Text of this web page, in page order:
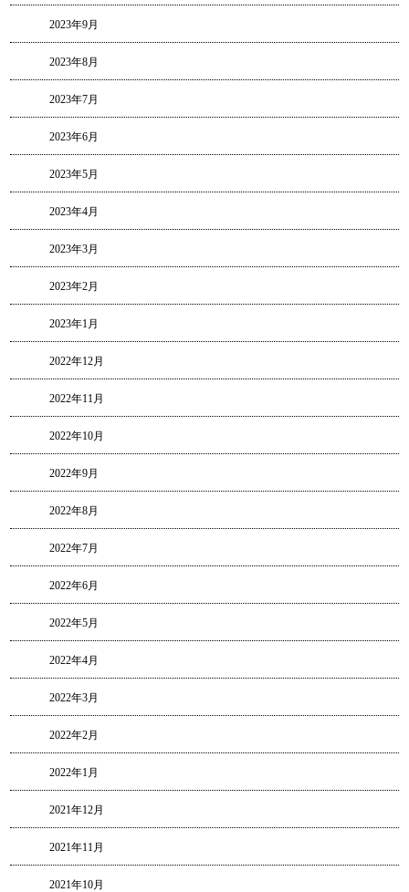
2023年9月
2023年8月
2023年7月
2023年6月
2023年5月
2023年4月
2023年3月
2023年2月
2023年1月
2022年12月
2022年11月
2022年10月
2022年9月
2022年8月
2022年7月
2022年6月
2022年5月
2022年4月
2022年3月
2022年2月
2022年1月
2021年12月
2021年11月
2021年10月